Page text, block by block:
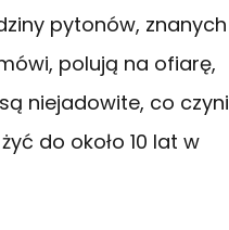
pytonów, znanych
polują na ofiarę,
niejadowite, co czyni
do około 10 lat w